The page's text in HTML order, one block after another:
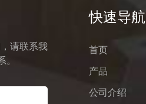
请联系我
。
快速导航
首页
产品
公司介绍